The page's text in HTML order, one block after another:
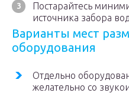
Постарайтесь
источника забора
Варианты мест
оборудования
Отдельно
желательно со